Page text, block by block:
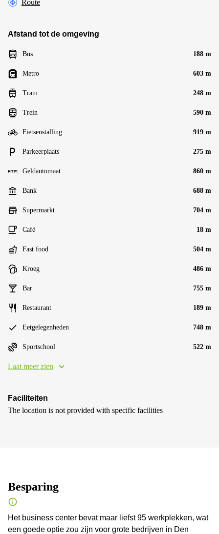
Route
Afstand tot de omgeving
Bus 188 m
Metro 603 m
Tram 248 m
Trein 590 m
Fietsenstalling 919 m
Parkeerplaats 275 m
Geldautomaat 860 m
Bank 688 m
Supermarkt 704 m
Café 18 m
Fast food 504 m
Kroeg 486 m
Bar 755 m
Restaurant 189 m
Eetgelegenheden 748 m
Sportschool 522 m
Laat meer zien
Faciliteiten
The location is not provided with specific facilities
Besparing
Het business center bevat maar liefst 95 werkplekken, wat
een goede optie zou zijn voor grote bedrijven in Den